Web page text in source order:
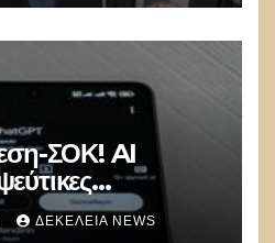
ΣΟΚ! AI
να
σε
ΔΕΚΈΛΕΙΑ NEWS